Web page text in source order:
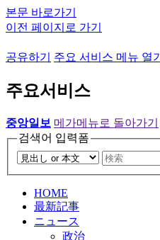
본문 바로가기
이전 페이지로 가기
공유하기 주요 서비스 메뉴 열기
주요서비스
중앙일보 메가메뉴로 돌아가기
검색어 입력폼
HOME
最新記事
ニュース
政治